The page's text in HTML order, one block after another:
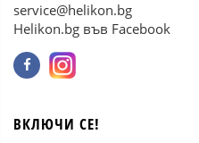
service@helikon.bg
Helikon.bg във Facebook
ВКЛЮЧИ СЕ!